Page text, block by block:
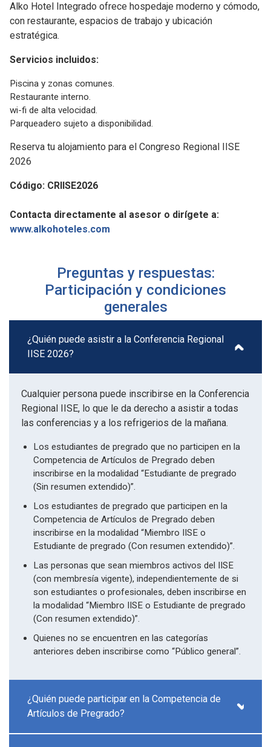
Alko Hotel Integrado ofrece hospedaje moderno y cómodo,
con restaurante, espacios de trabajo y ubicación
estratégica.
Servicios incluidos:
Piscina y zonas comunes.
Restaurante interno.
wi-fi de alta velocidad.
Parqueadero sujeto a disponibilidad.
Reserva tu alojamiento para el Congreso Regional IISE
2026
Código: CRIISE2026
Contacta directamente al asesor o dirígete a:
www.alkohoteles.com
Preguntas y respuestas:
Participación y condiciones
generales
¿Quién puede asistir a la Conferencia Regional
IISE 2026?
Cualquier persona puede inscribirse en la Conferencia
Regional IISE, lo que le da derecho a asistir a todas
las conferencias y a los refrigerios de la mañana.
Los estudiantes de pregrado que no participen en la
Competencia de Artículos de Pregrado deben
inscribirse en la modalidad “Estudiante de pregrado
(Sin resumen extendido)”.
Los estudiantes de pregrado que participen en la
Competencia de Artículos de Pregrado deben
inscribirse en la modalidad “Miembro IISE o
Estudiante de pregrado (Con resumen extendido)”.
Las personas que sean miembros activos del IISE
(con membresía vigente), independientemente de si
son estudiantes o profesionales, deben inscribirse en
la modalidad “Miembro IISE o Estudiante de pregrado
(Con resumen extendido)”.
Quienes no se encuentren en las categorías
anteriores deben inscribirse como “Público general”.
¿Quién puede participar en la Competencia de
Artículos de Pregrado?